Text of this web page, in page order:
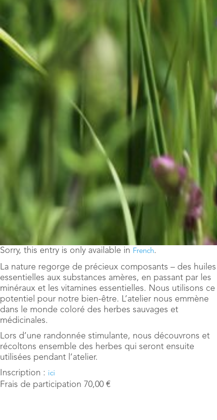
Sorry, this entry is only available in French.
La nature regorge de précieux composants – des huiles
essentielles aux substances amères, en passant par les
minéraux et les vitamines essentielles. Nous utilisons ce
potentiel pour notre bien-être. L’atelier nous emmène
dans le monde coloré des herbes sauvages et
médicinales.
Lors d’une randonnée stimulante, nous découvrons et
récoltons ensemble des herbes qui seront ensuite
utilisées pendant l’atelier.
Inscription : ici
Frais de participation 70,00 €